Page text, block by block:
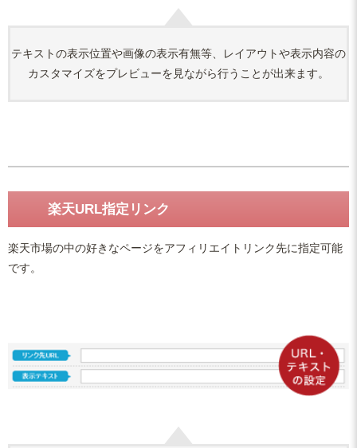
テキストの表示位置や画像の表示有無等、レイアウトや表示内容の
カスタマイズをプレビューを見ながら行うことが出来ます。
楽天URL指定リンク
楽天市場の中の好きなページをアフィリエイトリンク先に指定可能
です。